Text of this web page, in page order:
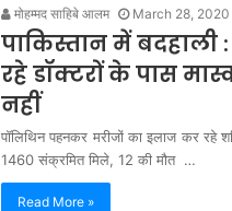
मोहम्मद साहिबे आलम March 28, 2020
पाकिस्तान में बदहाली
रहे डॉक्टरों के पास
नहीं
पॉलिथिन पहनकर मरीजों का इलाज कर रहे
1460 संक्रमित मिले, 12 की मौत …
Read More »